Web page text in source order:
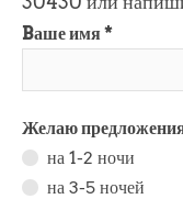
Bаше имя
Желаю
на 1-2 ночи
на 3-5 ночей